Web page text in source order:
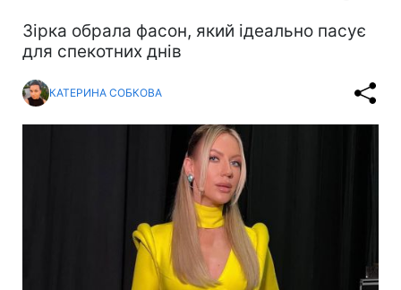
Зірка обрала фасон, який ідеально пасує
для спекотних днів
КАТЕРИНА СОБКОВА